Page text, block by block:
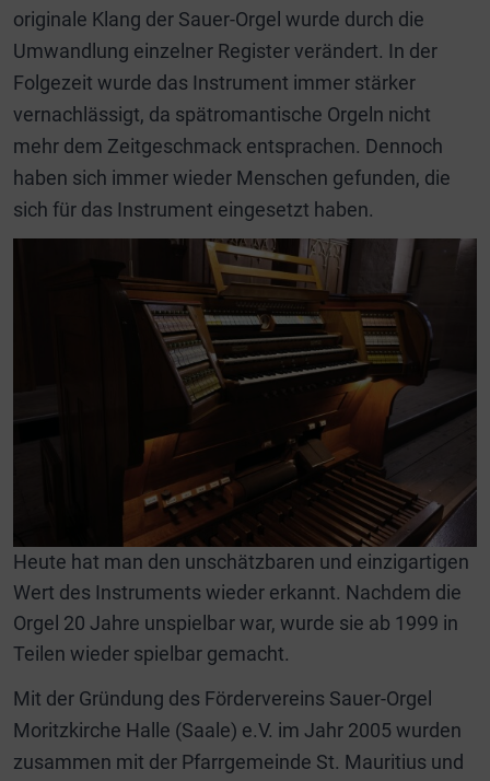
originale Klang der Sauer-Orgel wurde durch die
Umwandlung einzelner Register verändert. In der
Folgezeit wurde das Instrument immer stärker
vernachlässigt, da spätromantische Orgeln nicht
mehr dem Zeitgeschmack entsprachen. Dennoch
haben sich immer wieder Menschen gefunden, die
sich für das Instrument eingesetzt haben.
Heute hat man den unschätzbaren und einzigartigen
Wert des Instruments wieder erkannt. Nachdem die
Orgel 20 Jahre unspielbar war, wurde sie ab 1999 in
Teilen wieder spielbar gemacht.
Mit der Gründung des Fördervereins Sauer-Orgel
Moritzkirche Halle (Saale) e.V. im Jahr 2005 wurden
zusammen mit der Pfarrgemeinde St. Mauritius und